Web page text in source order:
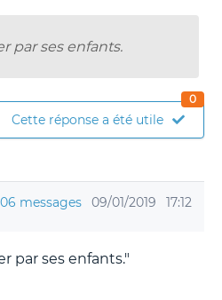
par ses enfants.
Cette réponse a été utile
0
messages 09/01/2019 17:12
par ses enfants."